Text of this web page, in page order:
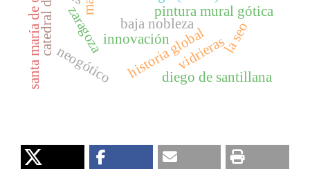
pintura mural gótica
baja nobleza
historia global
innovación vidrieras
diego de santillana
santa maría de obarra zaragoza la seo
neogótico